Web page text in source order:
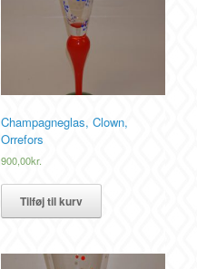
Champagneglas, Clown,
Orrefors
900,00kr.
Tilføj til kurv